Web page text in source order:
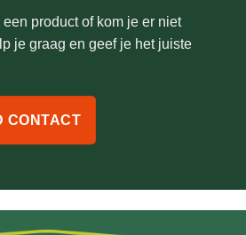
product of kom je er niet
je graag en geef je het juiste
CONTACT